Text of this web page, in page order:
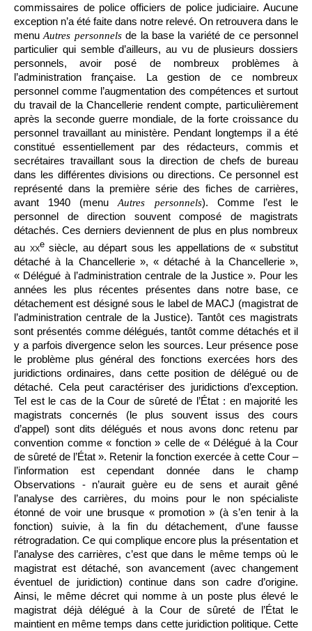
commissaires de police officiers de police judiciaire. Aucune
exception n’a été faite dans notre relevé. On retrouvera dans le
menuAutres personnelsde la base la variété de ce personnel
particulier qui semble d’ailleurs, au vu de plusieurs dossiers
personnels, avoir posé de nombreux problèmes à
l’administration française. La gestion de ce nombreux
personnel comme l’augmentation des compétences et surtout
du travail de la Chancellerie rendent compte, particulièrement
après la seconde guerre mondiale, de la forte croissance du
personnel travaillant au ministère. Pendant longtemps il a été
constitué essentiellement par des rédacteurs, commis et
secrétaires travaillant sous la direction de chefs de bureau
dans les différentes divisions ou directions. Ce personnel est
représenté dans la première série des fiches de carrières,
avant 1940 (menuAutres personnels). Comme l’est le
personnel de direction souvent composé de magistrats
détachés. Ces derniers deviennent de plus en plus nombreux
au xxesiècle, au départ sous les appellations de « substitut
détaché à la Chancellerie », « détaché à la Chancellerie »,
« Délégué à l’administration centrale de la Justice ». Pour les
années les plus récentes présentes dans notre base, ce
détachement est désigné sous le label de MACJ (magistrat de
l’administration centrale de la Justice). Tantôt ces magistrats
sont présentés comme délégués, tantôt comme détachés et il
y a parfois divergence selon les sources. Leur présence pose
le problème plus général des fonctions exercées hors des
juridictions ordinaires, dans cette position de délégué ou de
détaché. Cela peut caractériser des juridictions d’exception.
Tel est le cas de la Cour de sûreté de l’État : en majorité les
magistrats concernés (le plus souvent issus des cours
d’appel) sont dits délégués et nous avons donc retenu par
convention comme « fonction » celle de « Délégué à la Cour
de sûreté de l’État ». Retenir la fonction exercée à cette Cour –
l’information est cependant donnée dans le champ
Observations - n’aurait guère eu de sens et aurait gêné
l’analyse des carrières, du moins pour le non spécialiste
étonné de voir une brusque « promotion » (à s’en tenir à la
fonction) suivie, à la fin du détachement, d’une fausse
rétrogradation. Ce qui complique encore plus la présentation et
l’analyse des carrières, c’est que dans le même temps où le
magistrat est détaché, son avancement (avec changement
éventuel de juridiction) continue dans son cadre d’origine.
Ainsi, le même décret qui nomme à un poste plus élevé le
magistrat déjà délégué à la Cour de sûreté de l’État le
maintient en même temps dans cette juridiction politique. Cette